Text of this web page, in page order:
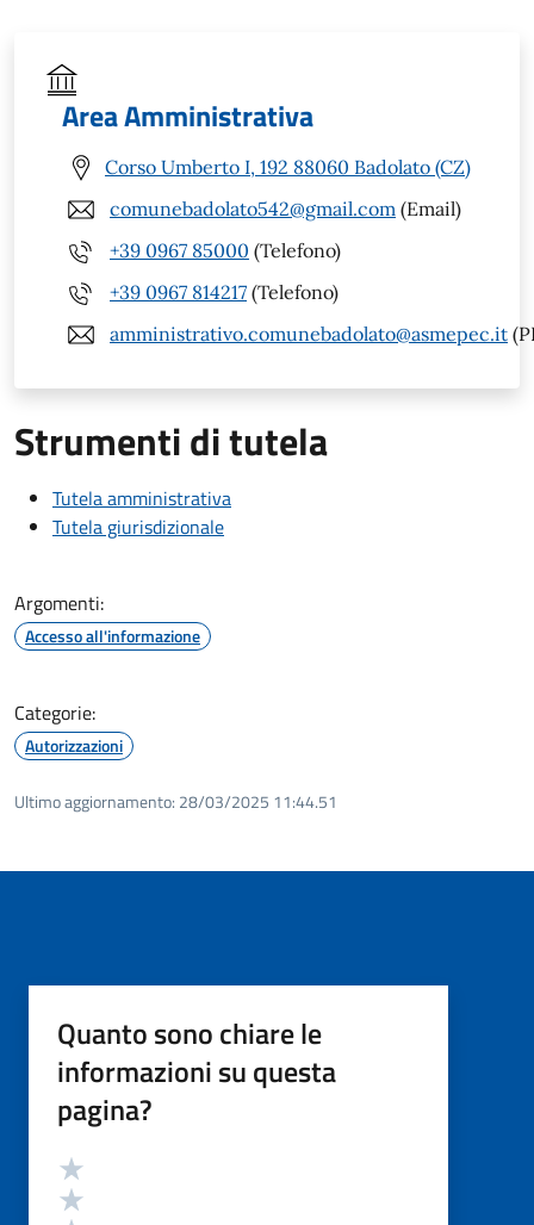
Area Amministrativa
Corso Umberto I, 192 88060 Badolato (CZ)
comunebadolato542@gmail.com (Email)
+39 0967 85000 (Telefono)
+39 0967 814217 (Telefono)
amministrativo.comunebadolato@asmepec.it
Strumenti di tutela
Tutela amministrativa
Tutela giurisdizionale
Argomenti:
Accesso all'informazione
Categorie:
Autorizzazioni
Ultimo aggiornamento: 28/03/2025 11:44.51
Quanto sono chiare le
informazioni su questa
pagina?
Valutazione